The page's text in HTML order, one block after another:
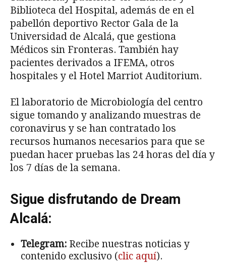
Biblioteca del Hospital, además de en el
pabellón deportivo Rector Gala de la
Universidad de Alcalá, que gestiona
Médicos sin Fronteras. También hay
pacientes derivados a IFEMA, otros
hospitales y el Hotel Marriot Auditorium.
El laboratorio de Microbiología del centro
sigue tomando y analizando muestras de
coronavirus y se han contratado los
recursos humanos necesarios para que se
puedan hacer pruebas las 24 horas del día y
los 7 días de la semana.
Sigue disfrutando de Dream
Alcalá:
Telegram: Recibe nuestras noticias y
contenido exclusivo (clic aquí).